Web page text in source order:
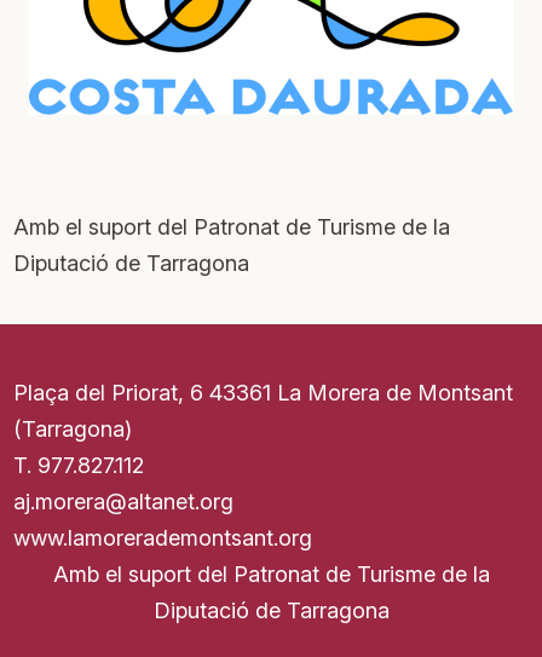
Amb el suport del Patronat de Turisme de la
Diputació de Tarragona
Plaça del Priorat, 6 43361 La Morera de Montsant
(Tarragona)
T. 977.827.112
aj.morera@altanet.org
www.lamorerademontsant.org
Amb el suport del Patronat de Turisme de la
Diputació de Tarragona